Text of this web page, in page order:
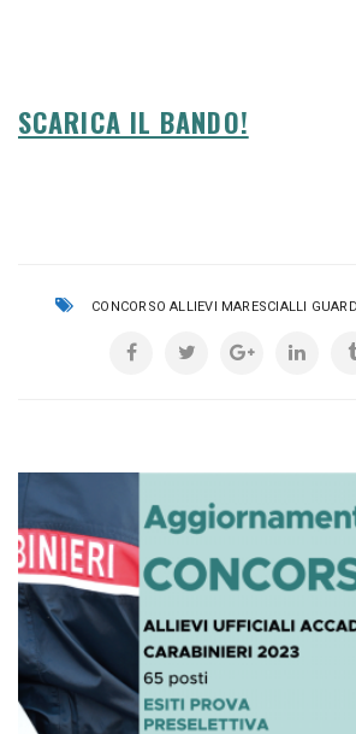
SCARICA IL BANDO!
CONCORSO ALLIEVI MARESCIALLI